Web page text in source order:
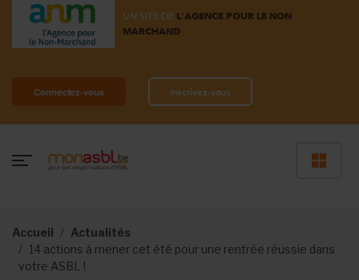
UN SITE DE L'AGENCE POUR LE NON
MARCHAND
Connectez-vous Inscrivez-vous
Accueil
Actualités
14 actions à mener cet été pour une rentrée réussie dans
votre ASBL !